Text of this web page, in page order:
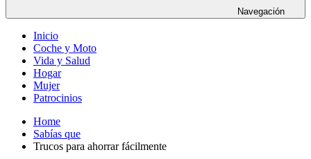
Navegación
Inicio
Coche y Moto
Vida y Salud
Hogar
Mujer
Patrocinios
Home
Sabías que
Trucos para ahorrar fácilmente